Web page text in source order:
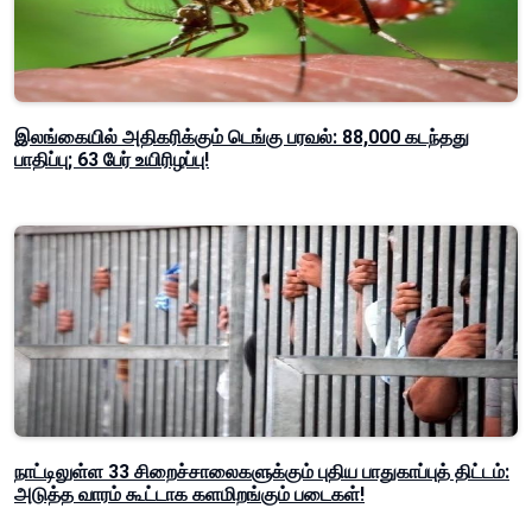
இலங்கையில் அதிகரிக்கும் டெங்கு பரவல்: 88,000 கடந்தது
பாதிப்பு; 63 பேர் உயிரிழப்பு!
நாட்டிலுள்ள 33 சிறைச்சாலைகளுக்கும் புதிய பாதுகாப்புத் திட்டம்:
அடுத்த வாரம் கூட்டாக களமிறங்கும் படைகள்!